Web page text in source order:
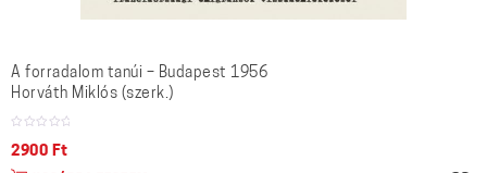
A forradalom tanúi – Budapest 1956
Horváth Miklós (szerk.)
2900 Ft